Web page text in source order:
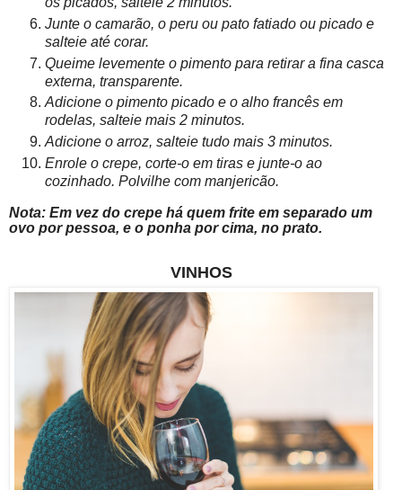
Junte o camarão, o peru ou pato fatiado ou picado e
salteie até corar.
Queime levemente o pimento para retirar a fina casca
externa, transparente.
Adicione o pimento picado e o alho francês em
rodelas, salteie mais 2 minutos.
Adicione o arroz, salteie tudo mais 3 minutos.
Enrole o crepe, corte-o em tiras e junte-o ao
cozinhado. Polvilhe com manjericão.
Nota: Em vez do crepe há quem frite em separado um
ovo por pessoa, e o ponha por cima, no prato.
VINHOS